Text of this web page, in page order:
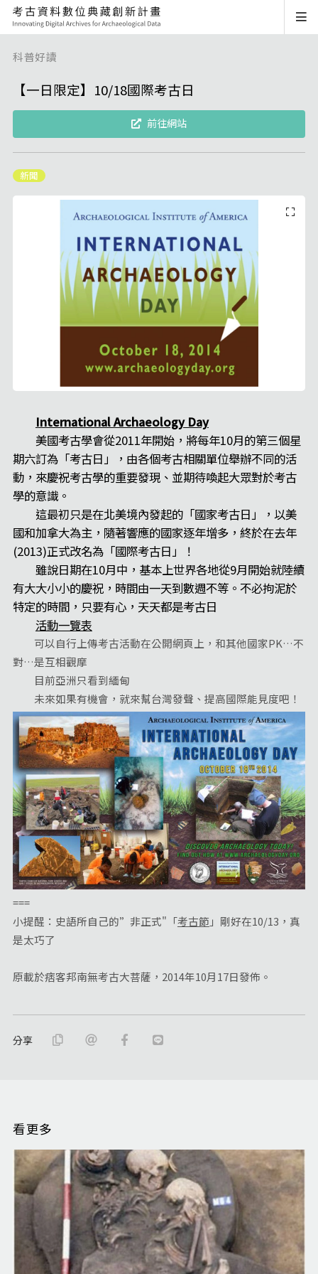
科普好讀
【一日限定】10/18國際考古日
前往網站
新聞
International Archaeology Day
美國考古學會從2011年開始，將每年10月的第三個星
期六訂為「考古日」，由各個考古相關單位舉辦不同的活
動，來慶祝考古學的重要發現、並期待喚起大眾對於考古
學的意識。
這最初只是在北美境內發起的「國家考古日」，以美
國和加拿大為主，隨著響應的國家逐年增多，終於在去年
(2013)正式改名為「國際考古日」！
雖說日期在10月中，基本上世界各地從9月開始就陸續
有大大小小的慶祝，時間由一天到數週不等。不必拘泥於
特定的時間，只要有心，天天都是考古日
活動一覽表
可以自行上傳考古活動在公開網頁上，和其他國家PK…不
對…是互相觀摩
目前亞洲只看到緬甸
未來如果有機會，就來幫台灣發聲、提高國際能見度吧！
===
小提醒：史語所自己的”非正式"「考古節 」剛好在10/13，真
是太巧了
原載於痞客邦南無考古大菩薩，2014年10月17日發佈。
分享
看更多